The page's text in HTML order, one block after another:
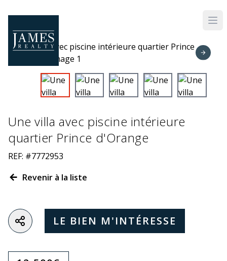
Une villa avec piscine intérieure
quartier Prince d'Orange
REF: #7772953
Revenir à la liste
LE BIEN M'INTÉRESSE